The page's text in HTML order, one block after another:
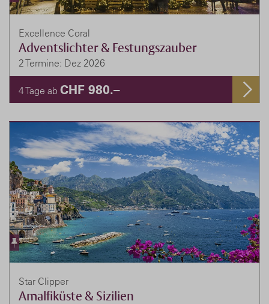
Excellence Coral
Adventslichter & Festungszauber
2 Termine: Dez 2026
4 Tage ab CHF 980.–
Star Clipper
Amalfiküste & Sizilien